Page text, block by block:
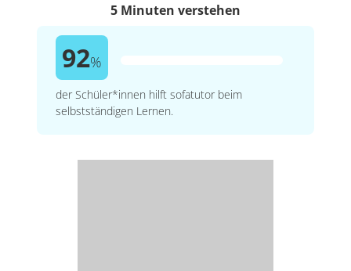
5 Minuten verstehen
92%
der Schüler*innen hilft sofatutor beim
selbstständigen Lernen.